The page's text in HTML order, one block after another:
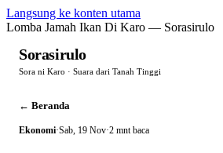
Langsung ke konten utama
Lomba Jamah Ikan Di Karo — Sorasirulo
Sorasirulo
Sora ni Karo · Suara dari Tanah Tinggi
← Beranda
Ekonomi·Sab, 19 Nov·2 mnt baca